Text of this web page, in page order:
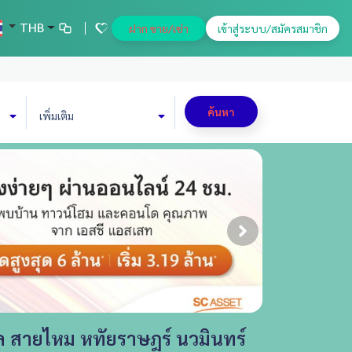
THB ฝาก ขาย/เช่า เข้าสู่ระบบ/สมัครสมาชิก
เพิ่มเติม ค้นหา
สายไหม หทัยราษฎร์ นวมินทร์